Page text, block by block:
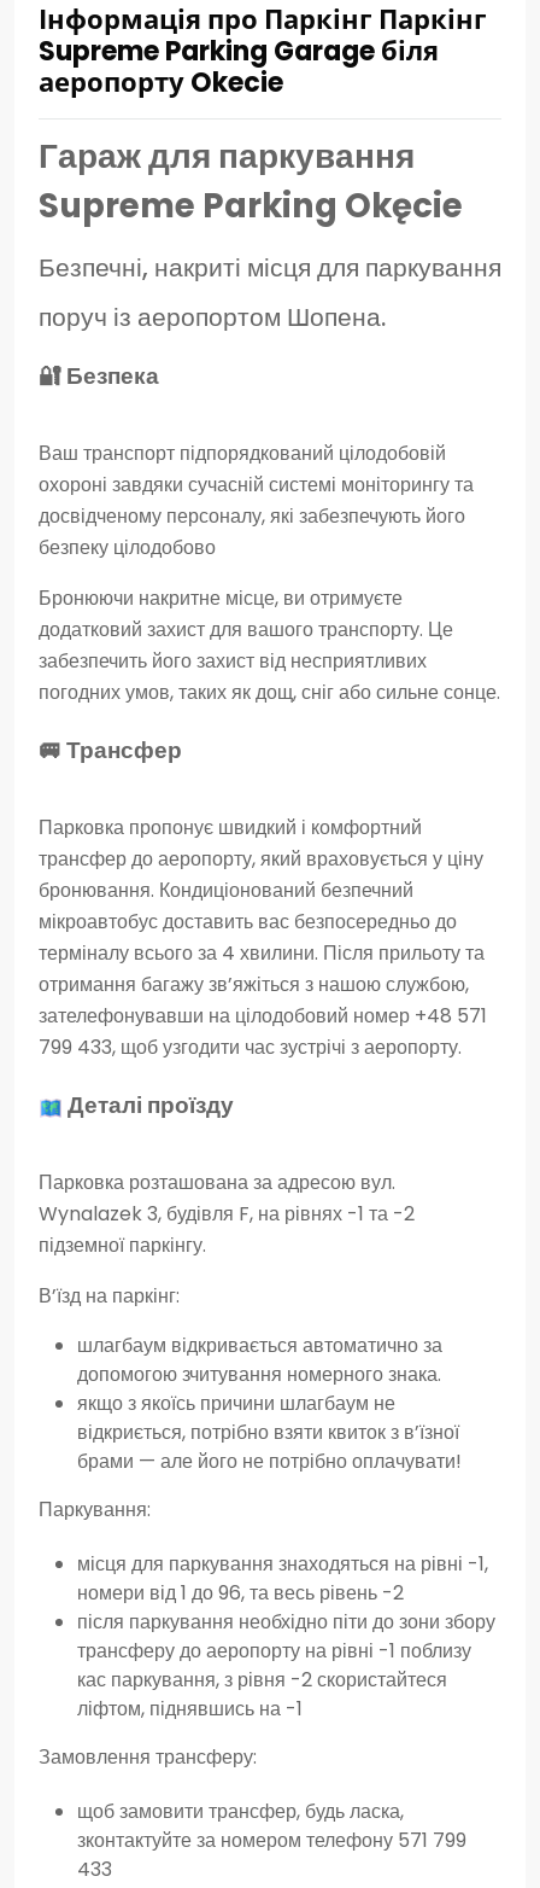
Інформація про Паркінг Паркінг
Supreme Parking Garage біля
аеропорту Okecie
Гараж для паркування
Supreme Parking Okęcie
Безпечні, накриті місця для паркування
поруч із аеропортом Шопена.
🔐 Безпека
Ваш транспорт підпорядкований цілодобовій
охороні завдяки сучасній системі моніторингу та
досвідченому персоналу, які забезпечують його
безпеку цілодобово
Бронюючи накритне місце, ви отримуєте
додатковий захист для вашого транспорту. Це
забезпечить його захист від несприятливих
погодних умов, таких як дощ, сніг або сильне сонце.
🚐 Трансфер
Парковка пропонує швидкий і комфортний
трансфер до аеропорту, який враховується у ціну
бронювання. Кондиціонований безпечний
мікроавтобус доставить вас безпосередньо до
терміналу всього за 4 хвилини. Після прильоту та
отримання багажу зв’яжіться з нашою службою,
зателефонувавши на цілодобовий номер +48 571
799 433, щоб узгодити час зустрічі з аеропорту.
Деталі проїзду
Парковка розташована за адресою вул.
Wynalazek 3, будівля F, на рівнях -1 та -2
підземної паркінгу.
В’їзд на паркінг:
шлагбаум відкривається автоматично за
допомогою зчитування номерного знака.
якщо з якоїсь причини шлагбаум не
відкриється, потрібно взяти квиток з в’їзної
брами — але його не потрібно оплачувати!
Паркування:
місця для паркування знаходяться на рівні -1,
номери від 1 до 96, та весь рівень -2
після паркування необхідно піти до зони збору
трансферу до аеропорту на рівні -1 поблизу
кас паркування, з рівня -2 скористайтеся
ліфтом, піднявшись на -1
Замовлення трансферу:
щоб замовити трансфер, будь ласка,
зконтактуйте за номером телефону 571 799
433